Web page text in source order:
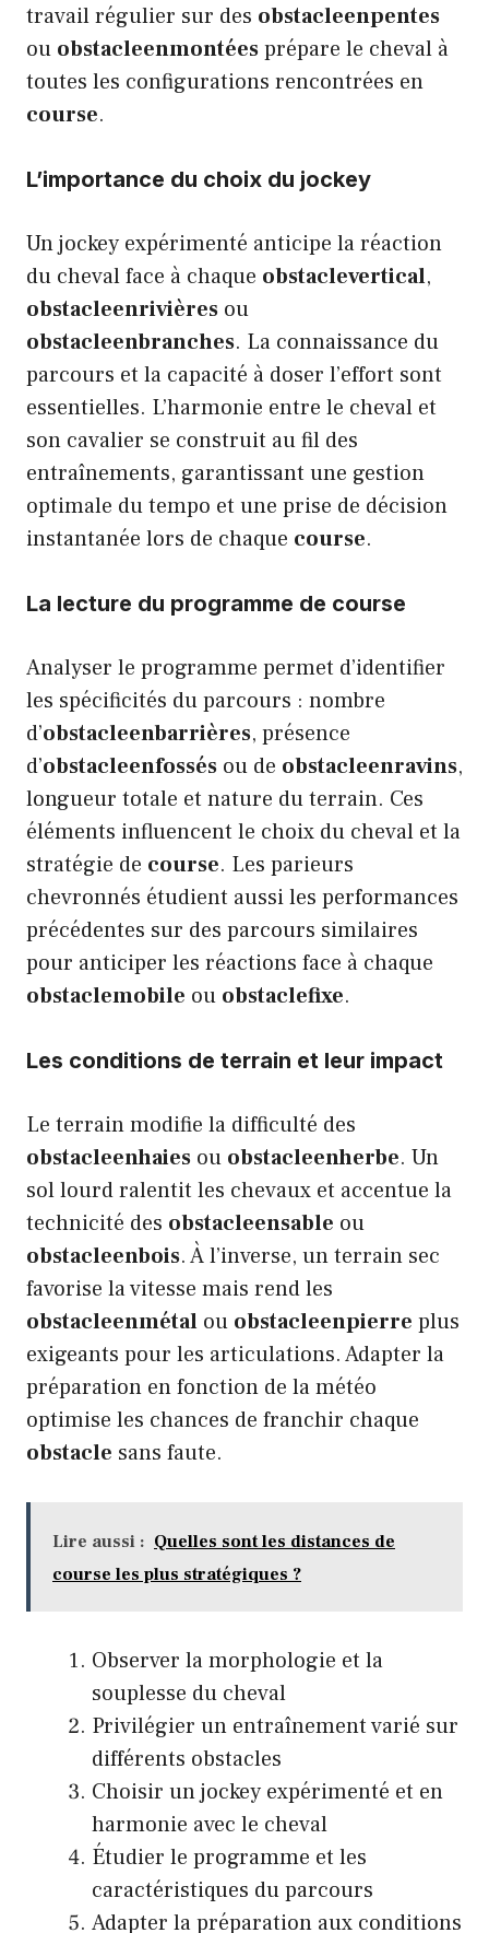
travail régulier sur des obstacleenpentes
ou obstacleenmontéesprépare le cheval à
toutes les configurations rencontrées en
course.
L’importance du choix du jockey
Un jockey expérimenté anticipe la réaction
du cheval face à chaque obstaclevertical,
obstacleenrivières ou
obstacleenbranches. La connaissance du
parcours et la capacité à doser l’effort sont
essentielles. L’harmonie entre le cheval et
son cavalier se construit au fil des
entraînements, garantissant une gestion
optimale du tempo et une prise de décision
instantanée lors de chaque course.
La lecture du programme de course
Analyser le programme permet d’identifier
les spécificités du parcours : nombre
d’obstacleenbarrières, présence
d’obstacleenfossés ou de obstacleenravins,
longueur totale et nature du terrain. Ces
éléments influencent le choix du cheval et la
stratégie de course. Les parieurs
chevronnés étudient aussi les performances
précédentes sur des parcours similaires
pour anticiper les réactions face à chaque
obstaclemobile ou obstaclefixe.
Les conditions de terrain et leur impact
Le terrain modifie la difficulté des
obstacleenhaies ou obstacleenherbe. Un
sol lourd ralentit les chevaux et accentue la
technicité des obstacleensable ou
obstacleenbois. À l’inverse, un terrain sec
favorise la vitesse mais rend les
obstacleenmétal ou obstacleenpierre plus
exigeants pour les articulations. Adapter la
préparation en fonction de la météo
optimise les chances de franchir chaque
obstacle sans faute.
Lire aussi : Quelles sont les distances de
course les plus stratégiques ?
Observer la morphologie et la
souplesse du cheval
Privilégier un entraînement varié sur
différents obstacles
Choisir un jockey expérimenté et en
harmonie avec le cheval
Étudier le programme et les
caractéristiques du parcours
Adapter la préparation aux conditions